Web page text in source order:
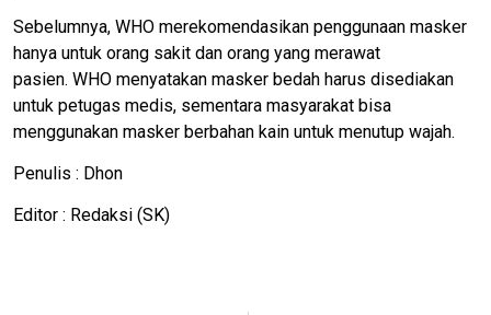
Sebelumnya, WHO merekomendasikan penggunaan masker
hanya untuk orang sakit dan orang yang merawat
pasien. WHO menyatakan masker bedah harus disediakan
untuk petugas medis, sementara masyarakat bisa
menggunakan masker berbahan kain untuk menutup wajah.
Penulis : Dhon
Editor : Redaksi (SK)